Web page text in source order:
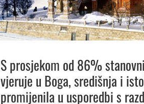
S prosjekom od 86%
vjeruje u Boga, središnja i
promijenila u usporedbi s